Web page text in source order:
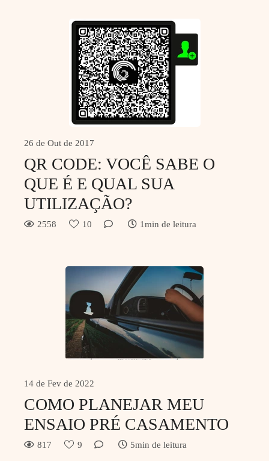
26 de Out de 2017
QR CODE: VOCÊ SABE O
QUE É E QUAL SUA
UTILIZAÇÃO?
2558 10 1min de leitura
14 de Fev de 2022
COMO PLANEJAR MEU
ENSAIO PRÉ CASAMENTO
817 9 5min de leitura